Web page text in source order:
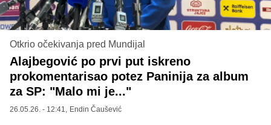
Otkrio očekivanja pred Mundijal
Alajbegović po prvi put iskreno
prokomentarisao potez Paninija za album
za SP: "Malo mi je..."
26.05.26. - 12:41, Endin Čaušević